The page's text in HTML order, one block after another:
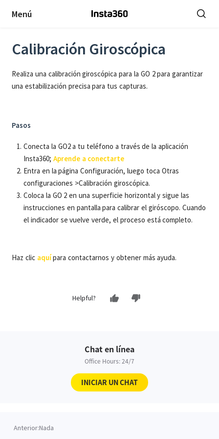
Menú
Calibración Giroscópica
Realiza una calibración giroscópica para la GO 2 para garantizar
una estabilización precisa para tus capturas.
Pasos
Conecta la GO2 a tu teléfono a través de la aplicación
Insta360; Aprende a conectarte
Entra en la página Configuración, luego toca Otras
configuraciones >Calibración giroscópica.
Coloca la GO 2 en una superficie horizontal y sigue las
instrucciones en pantalla para calibrar el giróscopo. Cuando
el indicador se vuelve verde, el proceso está completo.
Haz clic aquípara contactarnos y obtener más ayuda.
Helpful?
Chat en línea
Office Hours: 24/7
INICIAR UN CHAT
Anterior:Nada